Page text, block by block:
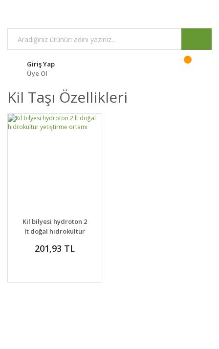
Giriş Yap
Üye Ol
Kil Taşı Özellikleri
DETAYLAR
VER
Kil bilyesi hydroton 2
lt doğal hidrokültür
201,93 TL